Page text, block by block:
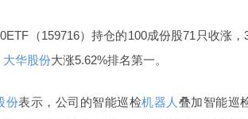
（159716）持仓的100成份股71只收涨
大华股份大涨5.62%排名第一。
份表示，公司的智能巡检机器人 叠加智能巡